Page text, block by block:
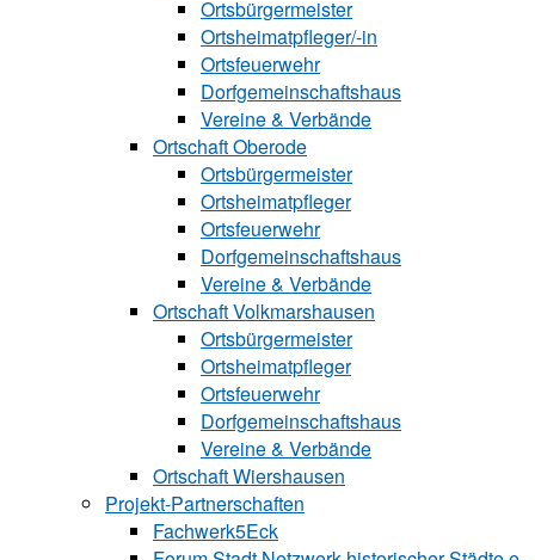
Ortsbürgermeister
Ortsheimatpfle‍‍ger/-in
Ortsfeuerwehr
Dorfgemeinschaftshaus
Vereine & Verbände
Ortschaft Oberode
Ortsbürgermeister
Ortsheimatpfle‍ger
Ortsfeuerwehr
Dorfgemeinschaftshaus
Vereine & Verbände
Ortschaft Volk‍mars‍hau‍sen
Ortsbürgermeister
Ortsheimatpfleger
Ortsfeuerwehr
Dorfgemeinschaftshaus
Vereine & Verbände
Ortschaft Wiershausen
Projekt-Partnerschaften
Fachwerk5Eck